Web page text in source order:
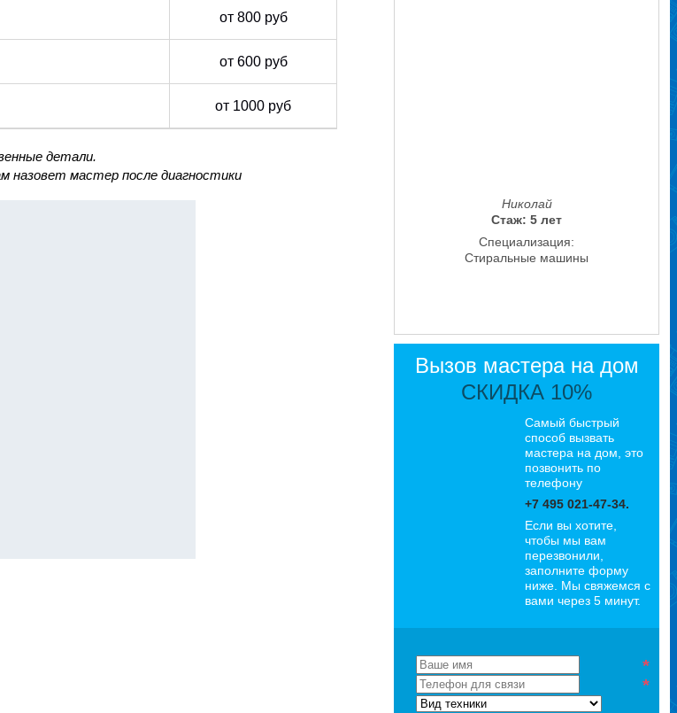
от 800 руб
от 600 руб
от 1000 руб
детали.
мастер после диагностики
Николай
Стаж: 5 лет
Специализация:
Стиральные машины
Петр
Стаж: 8 лет
Специализация:
Стиралки
Вызов мастера на дом
СКИДКА 10%
Самый быстрый
способ вызвать
мастера на дом, это
позвонить по
телефону
+7 495 021-47-34.
Если вы хотите,
чтобы мы вам
перезвонили,
заполните форму
ниже. Мы свяжемся с
вами через 5 минут.
*
*